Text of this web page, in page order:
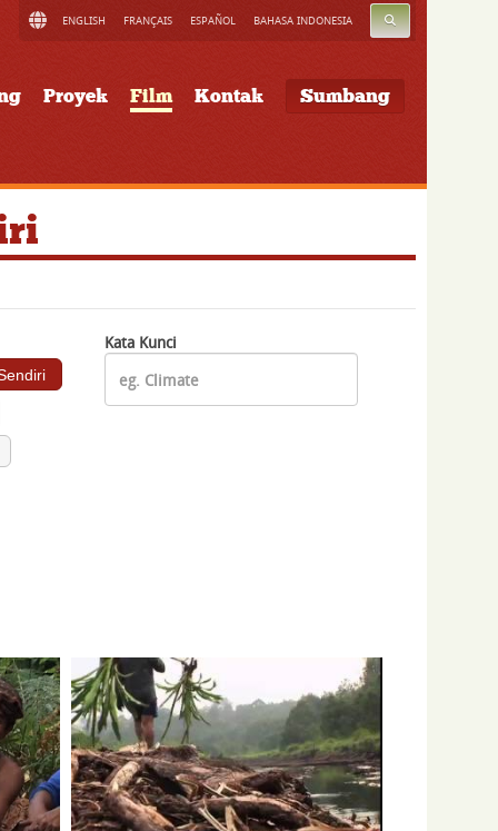
ENGLISH FRANÇAIS ESPAÑOL BAHASA INDONESIA CARI
Proyek Film Kontak Sumbang
Kata Kunci